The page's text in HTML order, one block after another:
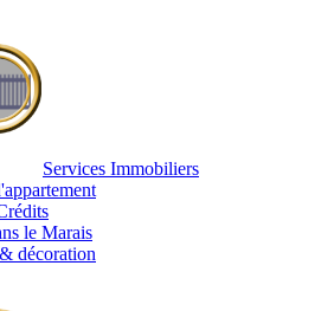
Services Immobiliers
le Marais
décoration